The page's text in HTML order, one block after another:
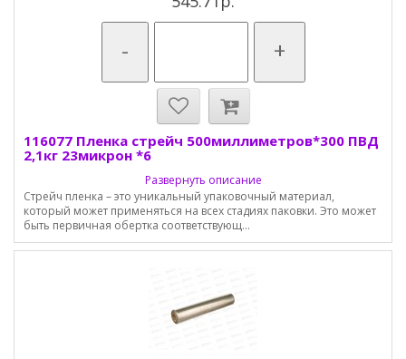
- +
116077 Пленка стрейч 500миллиметров*300 ПВД
2,1кг 23микрон *6
Развернуть описание
Стрейч пленка – это уникальный упаковочный материал,
который может применяться на всех стадиях паковки. Это может
быть первичная обертка соответствующ...